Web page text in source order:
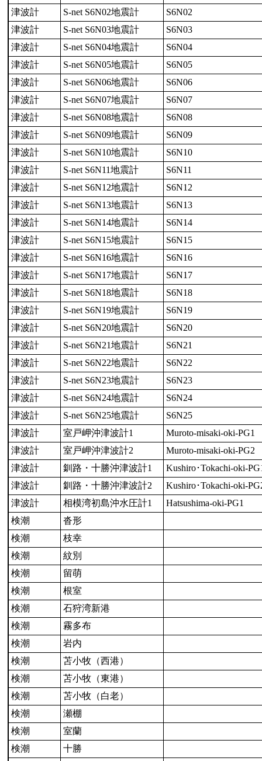
津波計
S-net S6N02地震計
S6N02
津波計
S-net S6N03地震計
S6N03
津波計
S-net S6N04地震計
S6N04
津波計
S-net S6N05地震計
S6N05
津波計
S-net S6N06地震計
S6N06
津波計
S-net S6N07地震計
S6N07
津波計
S-net S6N08地震計
S6N08
津波計
S-net S6N09地震計
S6N09
津波計
S-net S6N10地震計
S6N10
津波計
S-net S6N11地震計
S6N11
津波計
S-net S6N12地震計
S6N12
津波計
S-net S6N13地震計
S6N13
津波計
S-net S6N14地震計
S6N14
津波計
S-net S6N15地震計
S6N15
津波計
S-net S6N16地震計
S6N16
津波計
S-net S6N17地震計
S6N17
津波計
S-net S6N18地震計
S6N18
津波計
S-net S6N19地震計
S6N19
津波計
S-net S6N20地震計
S6N20
津波計
S-net S6N21地震計
S6N21
津波計
S-net S6N22地震計
S6N22
津波計
S-net S6N23地震計
S6N23
津波計
S-net S6N24地震計
S6N24
津波計
S-net S6N25地震計
S6N25
津波計
室戸岬沖津波計1
Muroto-misaki-oki-PG1
津波計
室戸岬沖津波計2
Muroto-misaki-oki-PG2
津波計
釧路・十勝沖津波計1
Kushiro･Tokachi-oki-
津波計
釧路・十勝沖津波計2
Kushiro･Tokachi-oki-
津波計
相模湾初島沖水圧計1
Hatsushima-oki-PG1
検潮
沓形
検潮
枝幸
検潮
紋別
検潮
留萌
検潮
根室
検潮
石狩湾新港
検潮
霧多布
検潮
岩内
検潮
苫小牧（西港）
検潮
苫小牧（東港）
検潮
苫小牧（白老）
検潮
瀬棚
検潮
室蘭
検潮
十勝